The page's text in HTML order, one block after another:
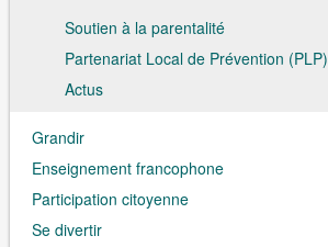
Soutien à la parentalité
Partenariat Local de Prévention (PLP)
Actus
Grandir
Enseignement francophone
Participation citoyenne
Se divertir